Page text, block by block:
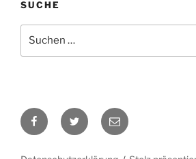
SUCHE
nach:
FacebookTwitter E-
Mail